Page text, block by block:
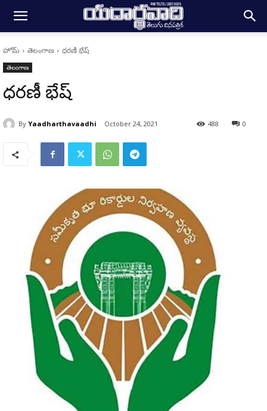
హోమ్ తెలంగాణ ధరణీ భేష్
తెలంగాణ
ధరణీ భేష్
By Yaadharthavaadhi October 24, 2021 0
488